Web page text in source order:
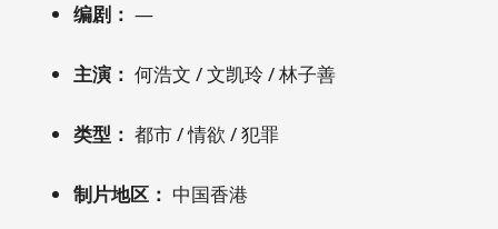
编剧： —
主演： 何浩文 / 文凯玲 / 林子善
类型： 都市 / 情欲 / 犯罪
制片地区： 中国香港